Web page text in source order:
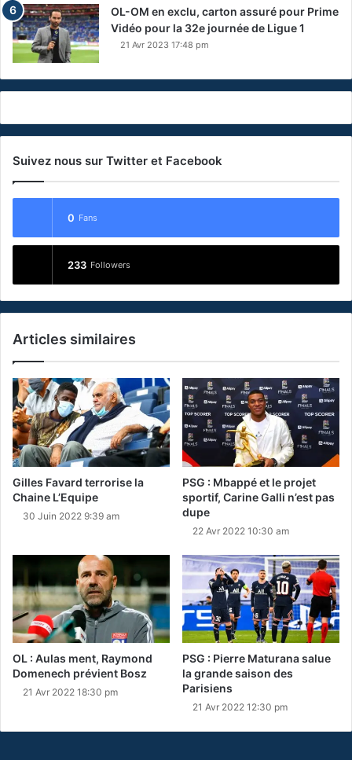
OL-OM en exclu, carton assuré pour Prime
Vidéo pour la 32e journée de Ligue 1
21 Avr 2023 17:48 pm
Suivez nous sur Twitter et Facebook
0 Fans
233 Followers
Articles similaires
Gilles Favard terrorise la
Chaine L’Equipe
30 Juin 2022 9:39 am
PSG : Mbappé et le projet
sportif, Carine Galli n’est pas
dupe
22 Avr 2022 10:30 am
OL : Aulas ment, Raymond
Domenech prévient Bosz
21 Avr 2022 18:30 pm
PSG : Pierre Maturana salue
la grande saison des
Parisiens
21 Avr 2022 12:30 pm